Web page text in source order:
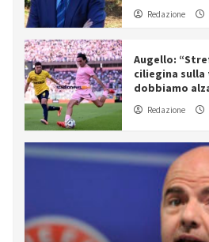
Redazione
Augello:
ciliegina
dobbiamo
Redazione